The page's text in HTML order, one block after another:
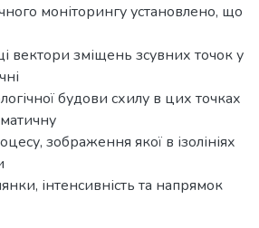
моніторингу установлено, що
вектори зміщень зсувних точок у
будови схилу в цих точках
зображення якої в ізолініях
інтенсивність та напрямок